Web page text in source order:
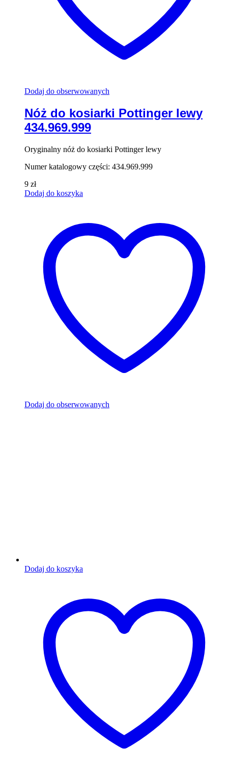
Dodaj do obserwowanych
Nóż do kosiarki Pottinger lewy
434.969.999
Oryginalny nóż do kosiarki Pottinger lewy
Numer katalogowy części: 434.969.999
9 zł
Dodaj do koszyka
Dodaj do obserwowanych
Dodaj do koszyka